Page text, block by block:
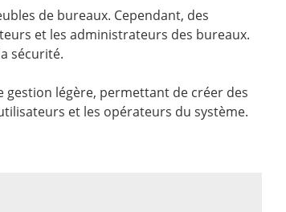
de bureaux. Cependant, des
et les administrateurs des bureaux.
sécurité.
légère, permettant de créer des
et les opérateurs du système.